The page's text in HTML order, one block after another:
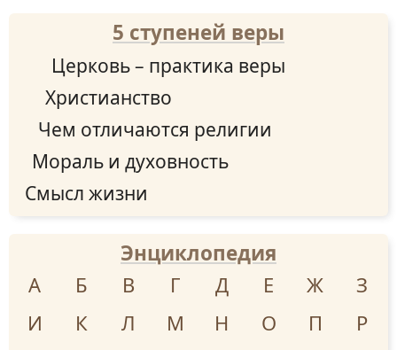
5 ступеней веры
Церковь – практика веры
Христианство
Чем отличаются религии
Мораль и духовность
Смысл жизни
Энциклопедия
А Б В Г Д Е Ж З
И К Л М Н О П Р